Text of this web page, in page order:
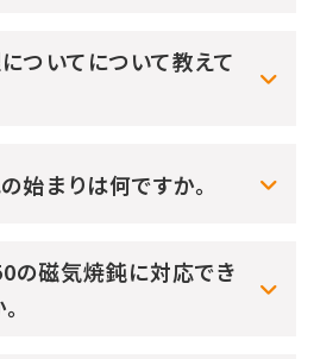
ついてについて教えて
始まりは何ですか。
の磁気焼鈍に対応でき